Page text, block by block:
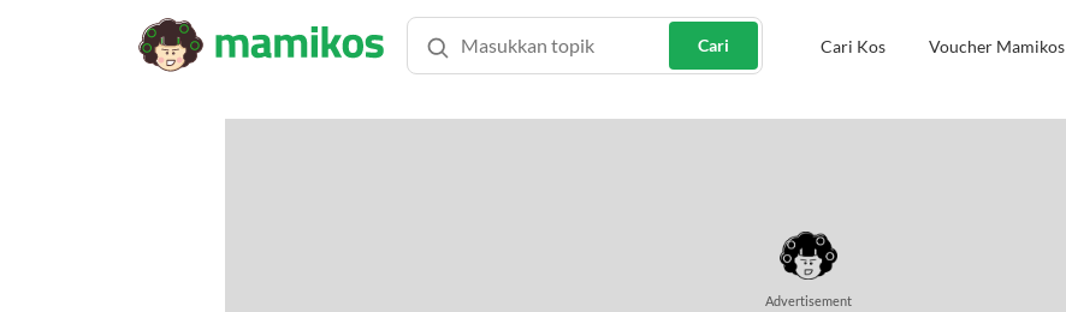
Cari Cari Kos Voucher Mamikos
Advertisement